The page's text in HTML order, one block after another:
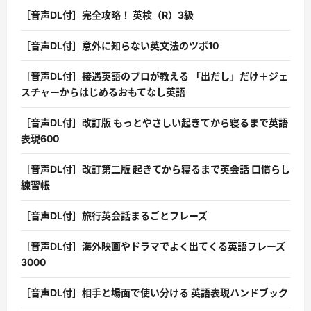
［音声DL付］完全攻略！ 英検（R）3級
［音声DL付］意外に知らない英文法のツボ10
［音声DL付］接遇英語のプロが教える 「出だし」だけ＋ジェ
スチャーからはじめるおもてなし英語
［音声DL付］改訂版 もっとやさしい起きてから寝るまで英語
表現600
［音声DL付］改訂第二版 起きてから寝るまで英会話 口慣らし
練習帳
［音声DL付］旅行英会話まるごとフレーズ
［音声DL付］海外映画やドラマでよく出てくる英語フレーズ
3000
［音声DL付］相手と場面で使い分ける 英語表現ハンドブック